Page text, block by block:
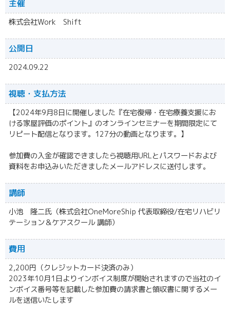
主催
株式会社Work Shift
公開日
2024.09.22
視聴・ 支払方法
【2024年9月8日に開催しました『在宅復帰・在宅療養支援にお
ける家屋評価のポイント』のオンラインセミナーを期間限定にて
リピート配信となります。127分の動画となります。】
参加費の入金が確認できましたら視聴用URLとパスワードおよび
資料をお申込みいただきましたメールアドレスに送付します。
講師
小池 隆二氏（株式会社OneMoreShip 代表取締役/在宅リハビリ
テーション＆ケアスクール 講師）
費用
2,200円（クレジットカード決済のみ）
2023年10月1日よりインボイス制度が開始されますので当社のイ
ンボイス番号等を記載した参加費の請求書と領収書に関するメー
ルを送信いたします